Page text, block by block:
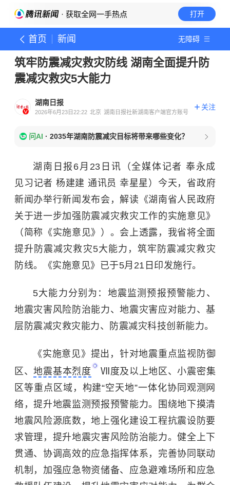
· 获取全网一手热点 打开
首页 新闻 无障碍
筑牢防震减灾救灾防线 湖南全面提升防
震减灾救灾5大能力
湖南日报
2026年6月23日22:22 北京 湖南日报社新湖南客户端官方账号
关注
问AI · 2035年湖南防震减灾目标将带来哪些变化？
湖南日报6月23日讯（全媒体记者 奉永成
见习记者 杨建建 通讯员 幸星星）今天，省政府
新闻办举行新闻发布会，解读《湖南省人民政府
关于进一步加强防震减灾救灾工作的实施意见》
（简称《实施意见》）。会上透露，我省将全面
提升防震减灾救灾5大能力，筑牢防震减灾救灾
防线。《实施意见》已于5月21日印发施行。
5大能力分别为：地震监测预报预警能力、
地震灾害风险防治能力、地震灾害应对能力、基
层防震减灾救灾能力、防震减灾科技创新能力。
《实施意见》提出，针对地震重点监视防御
区、地震基本烈度
Ⅶ度及以上地区、小震密集
区等重点区域，构建“空天地”一体化协同观测网
络，提升地震监测预报预警能力。围绕地下摸清
地震风险源底数，地上强化建设工程抗震设防要
求管理，提升地震灾害风险防治能力。健全上下
贯通、协调高效的应急指挥体系，完善协同联动
机制，加强应急物资储备、应急避难场所和应急